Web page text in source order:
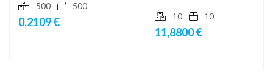
500 500
0,2109 € 10 10
11,8800 €